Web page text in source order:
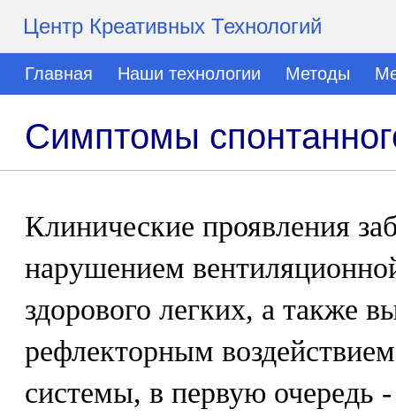
Центр Креативных Технологий
Главная Наши технологии Методы
Симптомы
Клинические проявления
нарушением
здорового легких, а также
рефлекторным
системы, в первую очередь